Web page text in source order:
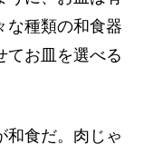
な種類の和食器
てお皿を選べる
食だ。肉じゃ